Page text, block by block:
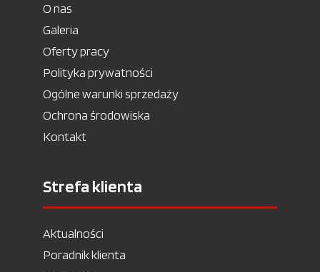
O nas
Galeria
Oferty pracy
Polityka prywatności
Ogólne warunki sprzedaży
Ochrona środowiska
Kontakt
Strefa klienta
Aktualności
Poradnik klienta